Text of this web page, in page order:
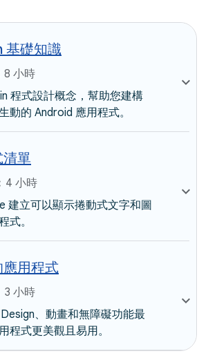
基礎知識
小時
程式設計概念，幫助您建構
動的 Android 應用程式。
單
小時
建立可以顯示捲動式文字和圖
式。
用程式
小時
、動畫和無障礙功能最
程式更美觀且易用。